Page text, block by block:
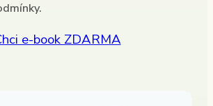
e-book ZDARMA